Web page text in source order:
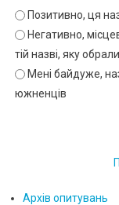
Позитивно, ця
Негативно,
тій назві, яку
Мені байдуже,
южненців
Архів опитувань